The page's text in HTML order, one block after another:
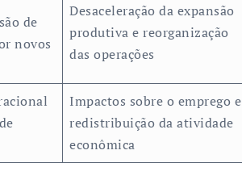
de
novos
Desaceleração da expansão
produtiva e reorganização
das operações
Impactos sobre o emprego e
redistribuição da atividade
econômica